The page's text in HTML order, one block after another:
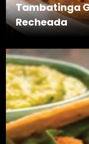
Tambatinga
Recheada